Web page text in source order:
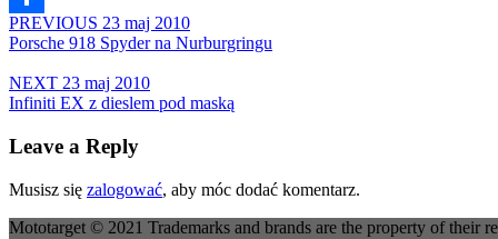
Share
PREVIOUS 23 maj 2010
Porsche 918 Spyder na Nurburgringu
NEXT 23 maj 2010
Infiniti EX z dieslem pod maską
Leave a Reply
Musisz się zalogować, aby móc dodać komentarz.
Mototarget © 2021 Trademarks and brands are the property of their